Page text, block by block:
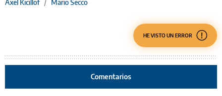
Axel Kicillof / Mario Secco
HE VISTO UN ERROR
Comentarios